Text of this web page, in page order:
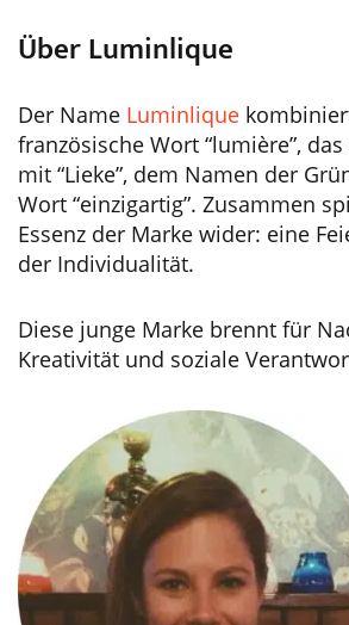
Über Luminlique
Der Name Luminlique
französische Wort “lumière”,
mit “Lieke”, dem Namen der
Wort “einzigartig”. Zusammen
Essenz der Marke wider: eine
der Individualität.
Diese junge Marke brennt für
Kreativität und soziale